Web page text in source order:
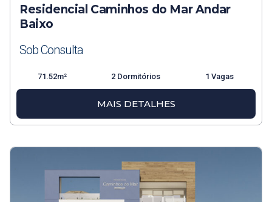
Residencial Caminhos do Mar Andar
Baixo
Sob Consulta
71.52m² 2 Dormitórios 1 Vagas
MAIS DETALHES